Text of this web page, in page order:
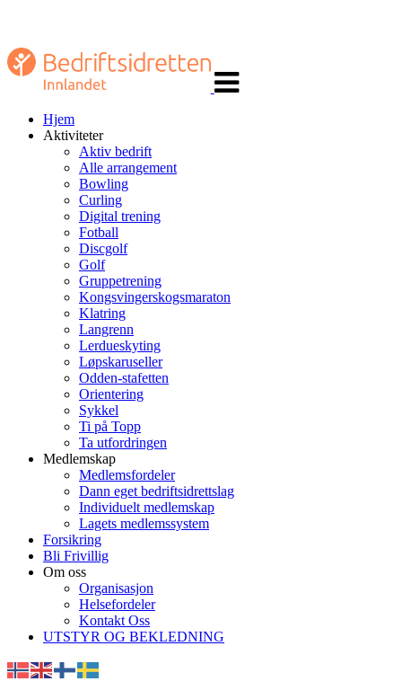
navigasjon
Hjem
Aktiviteter
Aktiv bedrift
Alle arrangement
Bowling
Curling
Digital trening
Fotball
Discgolf
Golf
Gruppetrening
Kongsvingerskogsmaraton
Klatring
Langrenn
Lerdueskyting
Løpskaruseller
Odden-stafetten
Orientering
Sykkel
Ti på Topp
Ta utfordringen
Medlemskap
Medlemsfordeler
Dann eget bedriftsidrettslag
Individuelt medlemskap
Lagets medlemssystem
Forsikring
Bli Frivillig
Om oss
Organisasjon
Helsefordeler
Kontakt Oss
UTSTYR OG BEKLEDNING